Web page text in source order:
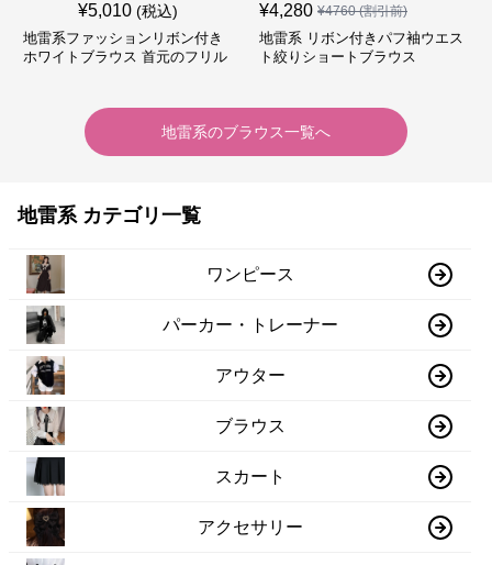
¥5,010 (税込)
地雷系ファッションリボン付き
ホワイトブラウス 首元のフリル
¥4,280 ¥4760(割引前)
地雷系 リボン付きパフ袖ウエス
ト絞りショートブラウス
地雷系のブラウス一覧へ
地雷系 カテゴリ一覧
ワンピース
パーカー・トレーナー
アウター
ブラウス
スカート
アクセサリー